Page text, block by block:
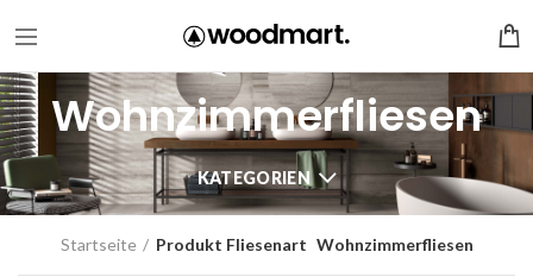
Wohnzimmerfliesen
KATEGORIEN
Startseite Produkt Fliesenart Wohnzimmerfliesen